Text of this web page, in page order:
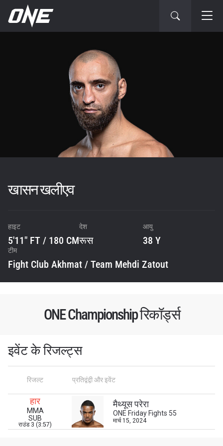
खासन खलीएव
हाइट
5'11" FT / 180 CM
देश
रूस
आयु
38 Y
टीम
Fight Club Akhmat / Team Mehdi Zatout
ONE Championship रिकॉर्ड्स
इवेंट के रिजल्ट्स
रिजल्ट प्रतिद्वंद्वी और इवेंट
हार
MMA
SUB
राउंड 3 (3:57)
मैथ्यूस परेरा
ONE Friday Fights 55
मार्च 15, 2024
STAY IN THE KNOW
to gain access to latest news, unlock special offers
events.
ईमेल